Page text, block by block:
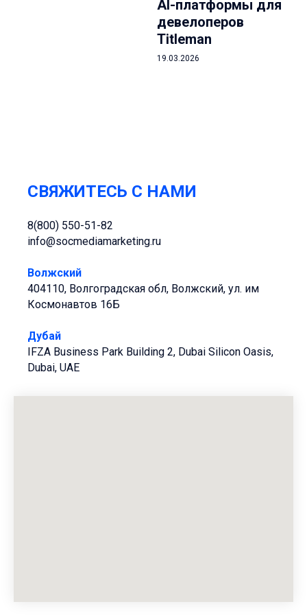
AI-платформы для
девелоперов
Titleman
19.03.2026
СВЯЖИТЕСЬ С НАМИ
8(800) 550-51-82
info@socmediamarketing.ru
Волжский
404110, Волгоградская обл, Волжский, ул. им
Космонавтов 16Б
Дубай
IFZA Business Park Building 2, Dubai Silicon Oasis,
Dubai, UAE